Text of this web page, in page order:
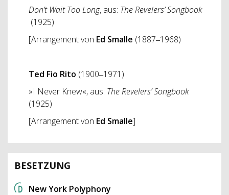
Don’t Wait Too Long, aus: The Revelers’ Songbook
(1925)
[Arrangement von Ed Smalle (1887‒1968)
Ted Fio Rito (1900‒1971)
»I Never Knew«, aus: The Revelers’ Songbook
(1925)
[Arrangement von Ed Smalle]
BESETZUNG
New York Polyphony